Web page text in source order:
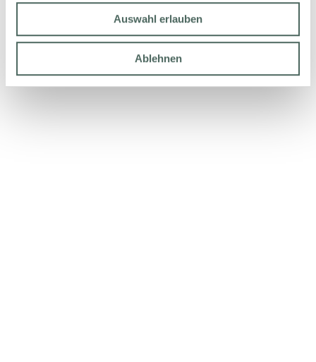
Auswahl erlauben
Ablehnen